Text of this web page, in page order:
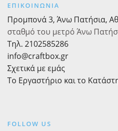
x
7cm
ποσότητα
ΕΠΙΚΟΙΝΩΝΙΑ
Προμπονά 3, Άνω Πατήσια,
σταθμό του μετρό Άνω
Τηλ. 2102585286
info@craftbox.gr
Σχετικά με εμάς
Το Εργαστήριο και το
FOLLOW US